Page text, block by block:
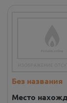
Без названия
Место